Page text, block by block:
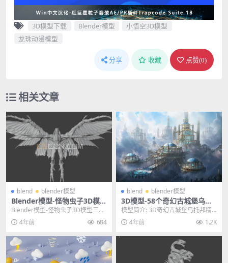
3D模型下载 Blender模型
小悟空3D模型
龙珠动漫模型
分享 收藏 点赞(0)
相关文章
blend blender模型
Blender模型-怪物虫子3D模型
三维游戏角色模型下载（白
模）
Blender模型-怪物虫子3D模型三维
游戏角色模型下载（白模） 其他推
荐： b...
4年前 684
blend blender模型
3D模型-58个奇幻古城堡乌托
邦精灵之城建筑模型下载
模型简介: 3D奇幻古城堡乌托邦精
灵之城建筑模型是一组58个奇幻华
丽风格城堡楼房...
4年前 1.2K